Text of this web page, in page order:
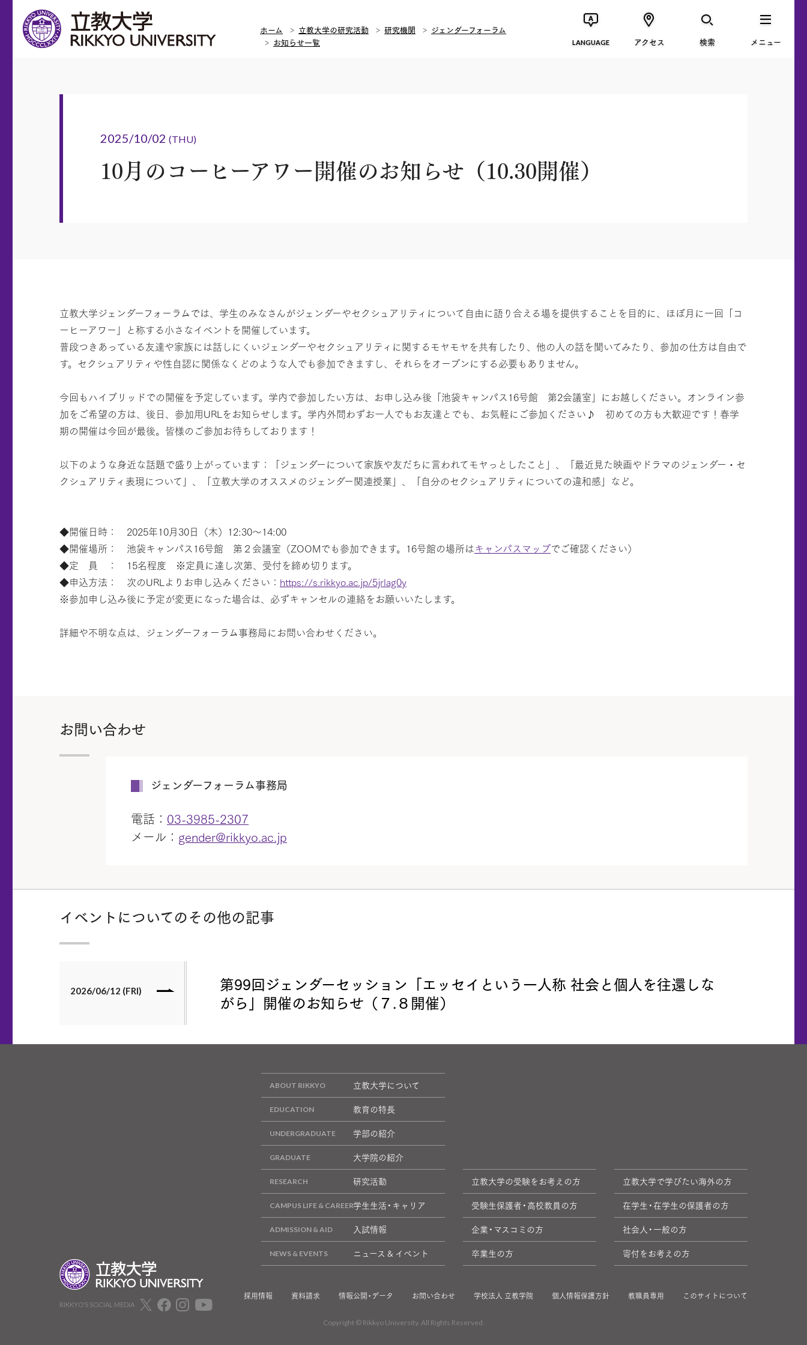
ホーム 立教大学の研究活動 研究機関
ジェンダーフォーラム
お知らせ一覧
LANGUAGE アクセス 検索 メニュー
2025/10/02 (THU)
10月のコーヒーアワー開催のお知らせ（10.30開催）
立教大学ジェンダーフォーラムでは、学生のみなさんがジェンダーやセクシュアリティについて自由に語り合える場を提供することを目的に、ほぼ月に一回「コ
ーヒーアワー」と称する小さなイベントを開催しています。
普段つきあっている友達や家族には話しにくいジェンダーやセクシュアリティに関するモヤモヤを共有したり、他の人の話を聞いてみたり、参加の仕方は自由で
す。セクシュアリティや性自認に関係なくどのような人でも参加できますし、それらをオープンにする必要もありません。
今回もハイブリッドでの開催を予定しています。学内で参加したい方は、お申し込み後「池袋キャンパス16号館 第2会議室」にお越しください。オンライン参
加をご希望の方は、後日、参加用URLをお知らせします。学内外問わずお一人でもお友達とでも、お気軽にご参加ください♪ 初めての方も大歓迎です！春学
期の開催は今回が最後。皆様のご参加お待ちしております！
以下のような身近な話題で盛り上がっています：「ジェンダーについて家族や友だちに言われてモヤっとしたこと」、「最近見た映画やドラマのジェンダー・セ
クシュアリティ表現について」、「立教大学のオススメのジェンダー関連授業」、「自分のセクシュアリティについての違和感」など。
◆開催日時： 2025年10月30日（木）12:30～14:00
◆開催場所： 池袋キャンパス16号館 第２会議室（ZOOMでも参加できます。16号館の場所はキャンパスマップでご確認ください）
◆定 員 ： 15名程度 ※定員に達し次第、受付を締め切ります。
◆申込方法： 次のURLよりお申し込みください： https://s.rikkyo.ac.jp/5jrlag0y
※参加申し込み後に予定が変更になった場合は、必ずキャンセルの連絡をお願いいたします。
詳細や不明な点は、ジェンダーフォーラム事務局にお問い合わせください。
お問い合わせ
ジェンダーフォーラム事務局
電話： 03-3985-2307
メール： gender@rikkyo.ac.jp
イベントについてのその他の記事
2026/06/12 (FRI)
第99回ジェンダーセッション「エッセイという一人称 社会と個人を往還しな
がら」開催のお知らせ（７.８開催）
立教大学について
教育の特長
学部の紹介
大学院の紹介
研究活動
学生生活・キャリア
入試情報
ニュース & イベント
立教大学の受験をお考えの方
立教大学で学びたい海外の方
受験生保護者・高校教員の方
在学生・在学生の保護者の方
企業・マスコミの方
社会人・一般の方
卒業生の方
寄付をお考えの方
採用情報 資料請求 情報公開・データ お問い合わせ 学校法人 立教学院 個人情報保護方針 教職員専用 このサイトについて
Copyright © Rikkyo University. All Rights Reserved.
RIKKYO’S SOCIAL MEDIA